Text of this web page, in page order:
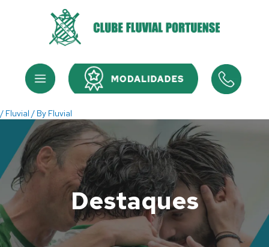
Menu Menu
/ Fluvial / By Fluvial
Destaques